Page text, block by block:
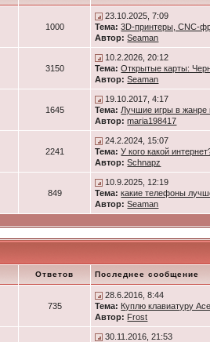
1000
23.10.2025, 7:09
Тема: 3D-принтеры, CNC-
Автор: Seaman
3150
10.2.2026, 20:12
Тема: Открытые карты:
Автор: Seaman
1645
19.10.2017, 4:17
Тема: Лучшие игры в жанре
Автор: maria198417
2241
24.2.2024, 15:07
Тема: У кого какой
Автор: Schnapz
849
10.9.2025, 12:19
Тема: какие телефоны
Автор: Seaman
Ответов Последнее сообщение
735
28.6.2016, 8:44
Тема: Куплю клавиатуру
Автор: Frost
30.11.2016, 21:53